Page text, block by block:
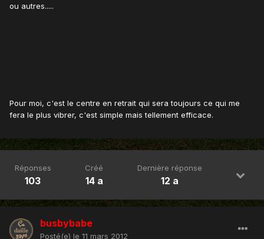
ou autres.....
Pour moi, c'est le centre en retrait qui sera toujours ce qui me
fera le plus vibrer, c'est simple mais tellement efficace.
Réponses
103
Créé
14 a
Dernière réponse
12 a
busbybabe
Posté(e) le 11 mars 2012